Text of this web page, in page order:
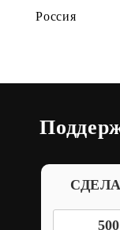
Россия
500